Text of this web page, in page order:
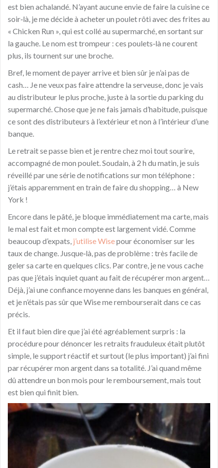
est bien achalandé. N’ayant aucune envie de faire la cuisine ce
soir‑là, je me décide à acheter un poulet rôti avec des frites au
« Chicken Run », qui est collé au supermarché, en sortant sur
la gauche. Le nom est trompeur : ces poulets‑là ne courent
plus, ils tournent sur une broche.
Bref, le moment de payer arrive et bien sûr je n’ai pas de
cash… Je ne veux pas faire attendre la serveuse, donc je vais
au distributeur le plus proche, juste à la sortie du parking du
supermarché. Chose que je ne fais jamais d’habitude, puisque
ce sont des distributeurs à l’extérieur et non à l’intérieur d’une
banque.
Le retrait se passe bien et je rentre chez moi tout sourire,
accompagné de mon poulet. Soudain, à 2 h du matin, je suis
réveillé par une série de notifications sur mon téléphone :
j’étais apparemment en train de faire du shopping… à New
York !
Encore dans le pâté, je bloque immédiatement ma carte, mais
le mal est fait et mon compte est largement vidé. Comme
beaucoup d’expats, j’utilise Wisepour économiser sur les
taux de change. Jusque‑là, pas de problème : très facile de
geler sa carte en quelques clics. Par contre, je ne vous cache
pas que j’étais inquiet quant au fait de récupérer mon argent…
Déjà, j’ai une confiance moyenne dans les banques en général,
et je n’étais pas sûr que Wise me rembourserait dans ce cas
précis.
Et il faut bien dire que j’ai été agréablement surpris : la
procédure pour dénoncer les retraits frauduleux était plutôt
simple, le support réactif et surtout (le plus important) j’ai fini
par récupérer mon argent dans sa totalité. J’ai quand même
dû attendre un bon mois pour le remboursement, mais tout
est bien qui finit bien.